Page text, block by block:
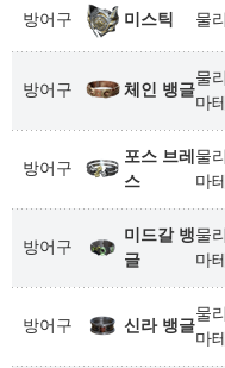
방어구 미스틱 물
방어구 체인 뱅글
물
마
방어구
포스 브레
스
물
마
방어구
미드갈 뱅
글
물
마
방어구 신라 뱅글
물
마